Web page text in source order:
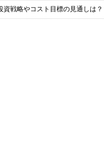
資戦略やコスト目標の見通しは？